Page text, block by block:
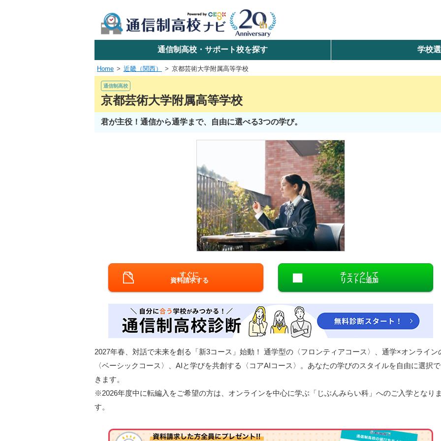
学校名で探す
検索
北陸・甲信越
中国
九州・沖縄
閉じる
通信制高校・サポート校を探す 学校
Home 近畿（関西） 京都芸術大学附属高等学校
通信制高校
京都芸術大学附属高等学校
君が主役！通信から通学まで、自由に選べる3つの学び。
すぐに
資料請求する
チェックして
リストに追加
2027年春、対話で未来を創る「新3コース」始動！ 通学型の〈フロンティアコース〉、通学×オンライン
〈ベーシックコース〉、AIと学びを共創する〈コアAIコース〉。あなたの学びのスタイルを自由に選択で
きます。
※2026年度中に転編入をご希望の方は、オンラインを中心に学ぶ「じぶんみらい科」へのご入学となり
す。